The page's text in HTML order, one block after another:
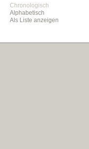
Chronologisch
Alphabetisch
Als Liste anzeigen